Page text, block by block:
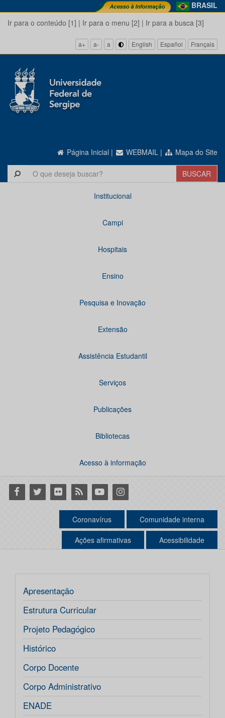
BRASIL
Ir para o conteúdo [1] | Ir para o menu [2] | Ir para a busca [3]
a+ a- a English Español Français
Página Inicial | WEBMAIL | Mapa do Site
Institucional
Campi
Hospitais
Ensino
Pesquisa e Inovação
Extensão
Assistência Estudantil
Serviços
Publicações
Bibliotecas
Acesso à informação
Facebook
Twitter Flickr RSS YoutubeInstagram
Coronavírus Comunidade interna
Ações afirmativas Acessibilidade
Apresentação
Estrutura Curricular
Projeto Pedagógico
Histórico
Corpo Docente
Corpo Administrativo
ENADE